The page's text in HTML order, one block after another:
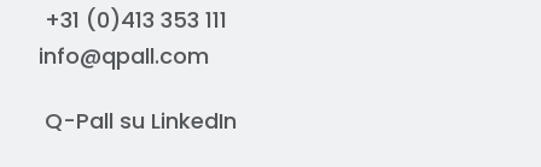
+31 (0)413 353 111
info@qpall.com
Q-Pall su LinkedIn